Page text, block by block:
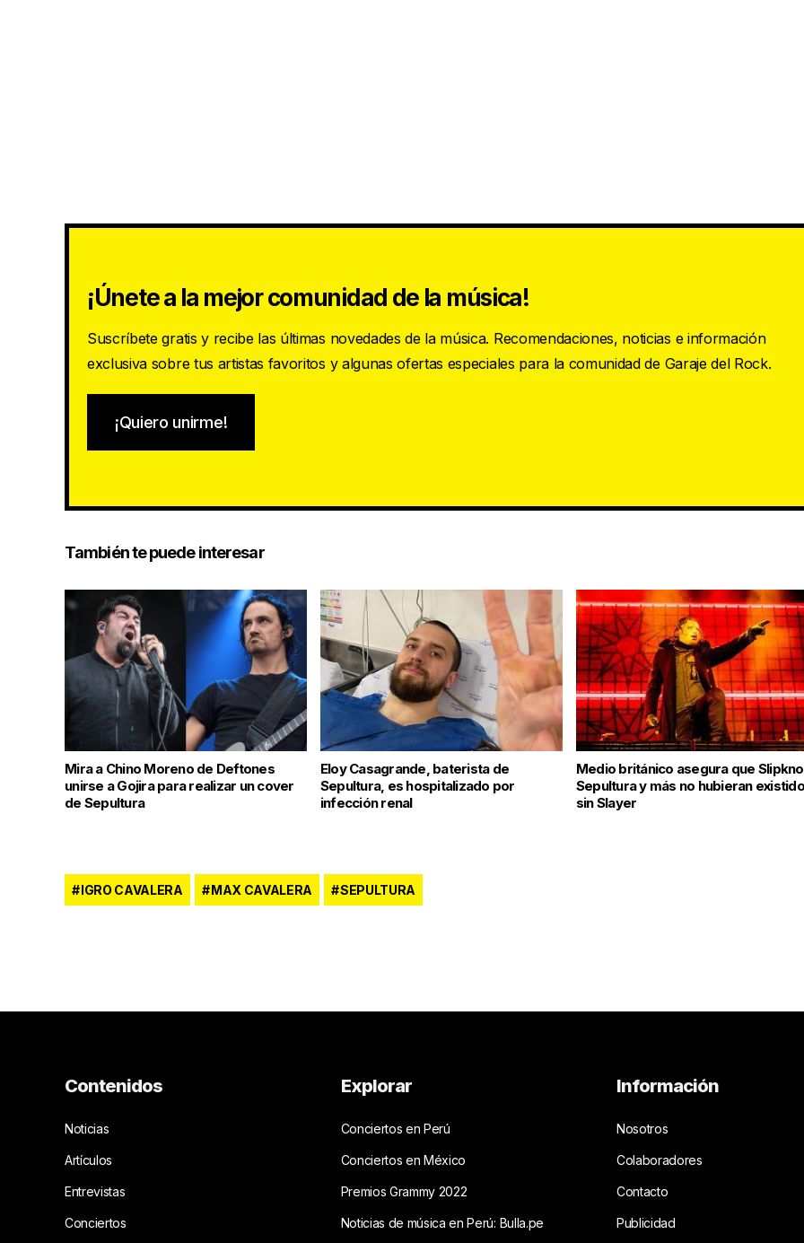
¡Únete a la mejor comunidad de la música!
Suscríbete gratis y recibe las últimas novedades de la música. Recomendaciones, noticias e información
exclusiva sobre tus artistas favoritos y algunas ofertas especiales para la comunidad de Garaje del Rock.
¡Quiero unirme!
También te puede interesar
Mira a Chino Moreno de Deftones
unirse a Gojira para realizar un cover
de Sepultura
Eloy Casagrande, baterista de
Sepultura, es hospitalizado por
infección renal
Medio británico asegura que
Sepultura y más no hubieran existido
sin Slayer
IGRO CAVALERA MAX CAVALERA SEPULTURA
Contenidos
Noticias
Artículos
Entrevistas
Conciertos
Explorar
Conciertos en Perú
Conciertos en México
Premios Grammy 2022
Noticias de música en Perú: Bulla.pe
Información
Nosotros
Colaboradores
Contacto
Publicidad